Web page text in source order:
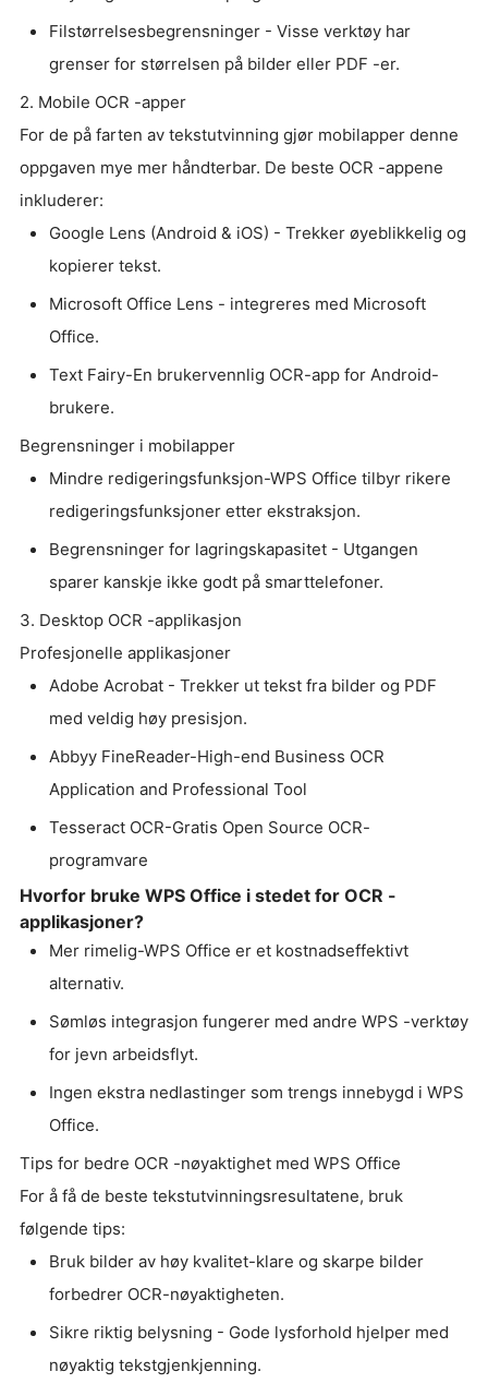
Filstørrelsesbegrensninger - Visse verktøy har
grenser for størrelsen på bilder eller PDF -er.
2. Mobile OCR -apper
For de på farten av tekstutvinning gjør mobilapper denne
oppgaven mye mer håndterbar. De beste OCR -appene
inkluderer:
Google Lens (Android & iOS) - Trekker øyeblikkelig og
kopierer tekst.
Microsoft Office Lens - integreres med Microsoft
Office.
Text Fairy-En brukervennlig OCR-app for Android-
brukere.
Begrensninger i mobilapper
Mindre redigeringsfunksjon-WPS Office tilbyr rikere
redigeringsfunksjoner etter ekstraksjon.
Begrensninger for lagringskapasitet - Utgangen
sparer kanskje ikke godt på smarttelefoner.
3. Desktop OCR -applikasjon
Profesjonelle applikasjoner
Adobe Acrobat - Trekker ut tekst fra bilder og PDF
med veldig høy presisjon.
Abbyy FineReader-High-end Business OCR
Application and Professional Tool
Tesseract OCR-Gratis Open Source OCR-
programvare
Hvorfor bruke WPS Office i stedet for OCR -
applikasjoner?
Mer rimelig-WPS Office er et kostnadseffektivt
alternativ.
Sømløs integrasjon fungerer med andre WPS -verktøy
for jevn arbeidsflyt.
Ingen ekstra nedlastinger som trengs innebygd i WPS
Office.
Tips for bedre OCR -nøyaktighet med WPS Office
For å få de beste tekstutvinningsresultatene, bruk
følgende tips:
Bruk bilder av høy kvalitet-klare og skarpe bilder
forbedrer OCR-nøyaktigheten.
Sikre riktig belysning - Gode lysforhold hjelper med
nøyaktig tekstgjenkjenning.